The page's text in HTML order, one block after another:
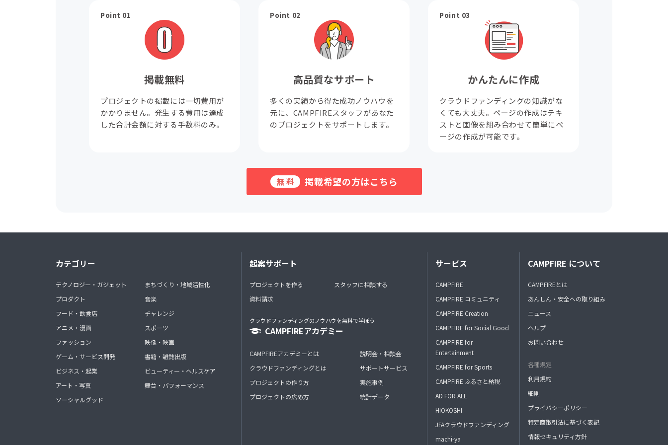
Point 01
掲載無料
プロジェクトの掲載には一切費用が
かかりません。発生する費用は達成
した合計金額に対する手数料のみ。
Point 02
高品質なサポート
多くの実績から得た成功ノウハウを
元に、CAMPFIREスタッフがあなた
のプロジェクトをサポートします。
Point 03
かんたんに作成
クラウドファンディングの知識がな
くても大丈夫。ページの作成はテキ
ストと画像を組み合わせて簡単にペ
ージの作成が可能です。
無料 掲載希望の方はこちら
カテゴリー
テクノロジー・ガジェット
プロダクト
フード・飲食店
アニメ・漫画
ファッション
ゲーム・サービス開発
ビジネス・起業
アート・写真
ソーシャルグッド
まちづくり・地域活性化
音楽
チャレンジ
スポーツ
映像・映画
書籍・雑誌出版
ビューティー・ヘルスケア
舞台・パフォーマンス
起案サポート
プロジェクトを作る
資料請求
スタッフに相談する
クラウドファンディングのノウハウを無料で学ぼう
CAMPFIREアカデミー
CAMPFIREアカデミーとは
クラウドファンディングとは
プロジェクトの作り方
プロジェクトの広め方
説明会・相談会
サポートサービス
実施事例
統計データ
サービス
CAMPFIRE
CAMPFIRE コミュニティ
CAMPFIRE Creation
CAMPFIRE for Social Good
CAMPFIRE for
Entertainment
CAMPFIRE for Sports
CAMPFIRE ふるさと納税
AD FOR ALL
HIOKOSHI
JFAクラウドファンディング
machi-ya
CAMPFIRE について
CAMPFIREとは
あんしん・安全への取り組み
ニュース
ヘルプ
お問い合わせ
各種規定
利用規約
細則
プライバシーポリシー
特定商取引法に基づく表記
情報セキュリティ方針